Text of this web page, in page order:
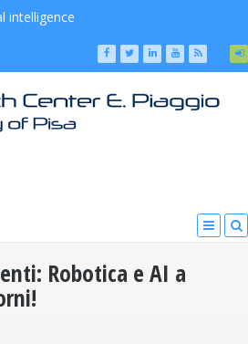
intelligence
Robotica e AI a